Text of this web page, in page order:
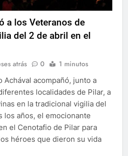
a los Veteranos de
del 2 de abril en el
atrás 0 1 minutos
Achával acompañó, junto a
localidades de Pilar, a
en la tradicional vigilia del
los años, el emocionante
el Cenotafio de Pilar para
héroes que dieron su vida